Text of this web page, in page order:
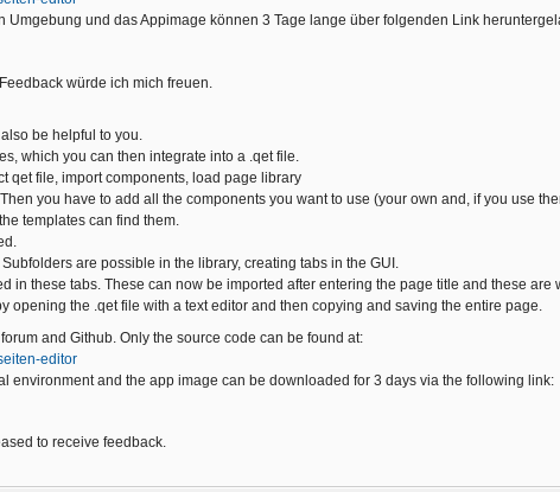
Umgebung und das Appimage können 3 Tage lange über folgenden Link
würde ich mich freuen.
be helpful to you.
which you can then integrate into a .qet file.
qet file, import components, load page library
you have to add all the components you want to use (your own and, if you use
templates can find them.
are possible in the library, creating tabs in the GUI.
in these tabs. These can now be imported after entering the page title and these are
opening the .qet file with a text editor and then copying and saving the entire page.
and Github. Only the source code can be found at:
editor
environment and the app image can be downloaded for 3 days via the following link:
to receive feedback.